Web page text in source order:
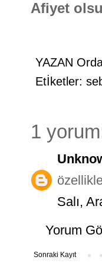
Afiyet
YAZAN
Etİketler:
1
Salı,
Yorum
Sonraki Kayıt